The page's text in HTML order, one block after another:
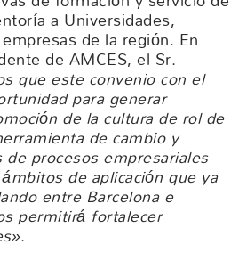
a Universidades,
de la región. En
de AMCES, el Sr.
que este convenio con el
para generar
de la cultura de rol de
de cambio y
procesos empresariales
de aplicación que ya
entre Barcelona e
permitirá fortalecer
.